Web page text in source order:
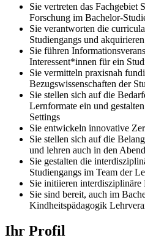
Sie vertreten das Fachgebiet
Forschung im Bachelor-
Sie verantworten die
Studiengangs und
Sie führen
Interessent*innen für ein
Sie vermitteln praxisnah
Bezugswissenschaften der
Sie stellen sich auf die
Lernformate ein und
Settings
Sie entwickeln innovative
Sie stellen sich auf die
und lehren auch in den
Sie gestalten die
Studiengangs im Team der
Sie initiieren
Sie sind bereit, auch im
Kindheitspädagogik
Ihr Profil